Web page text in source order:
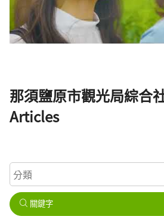
那須鹽原市觀光局綜合
Articles
關鍵字